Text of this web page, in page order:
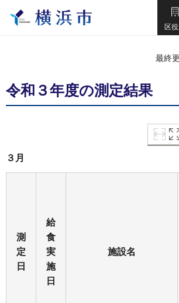
区
最終
令和３年度の測定結果
３月
測
定
日
給
食
実
施
日
施設名